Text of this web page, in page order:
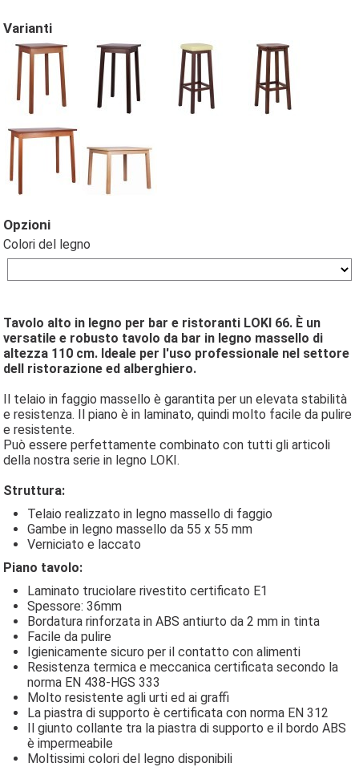
Varianti
Opzioni
Colori del legno
Tavolo alto in legno per bar e ristoranti LOKI 66. È un
versatile e robusto tavolo da bar in legno massello di
altezza 110 cm. Ideale per l'uso professionale nel settore
dell ristorazione ed alberghiero.
Il telaio in faggio massello è garantita per un elevata stabilità
e resistenza. Il piano è in laminato, quindi molto facile da pulire
e resistente.
Può essere perfettamente combinato con tutti gli articoli
della nostra serie in legno LOKI.
Struttura:
Telaio realizzato in legno massello di faggio
Gambe in legno massello da 55 x 55 mm
Verniciato e laccato
Piano tavolo:
Laminato truciolare rivestito certificato E1
Spessore: 36mm
Bordatura rinforzata in ABS antiurto da 2 mm in tinta
Facile da pulire
Igienicamente sicuro per il contatto con alimenti
Resistenza termica e meccanica certificata secondo la
norma EN 438-HGS 333
Molto resistente agli urti ed ai graffi
La piastra di supporto è certificata con norma EN 312
Il giunto collante tra la piastra di supporto e il bordo ABS
è impermeabile
Moltissimi colori del legno disponibili